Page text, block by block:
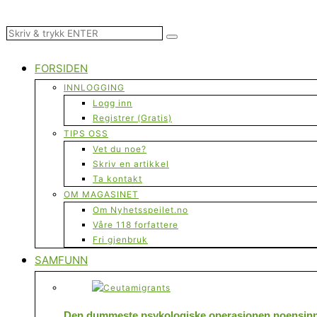
FORSIDEN
INNLOGGING
Logg inn
Registrer (Gratis)
TIPS OSS
Vet du noe?
Skriv en artikkel
Ta kontakt
OM MAGASINET
Om Nyhetsspeilet.no
Våre 118 forfattere
Fri gjenbruk
SAMFUNN